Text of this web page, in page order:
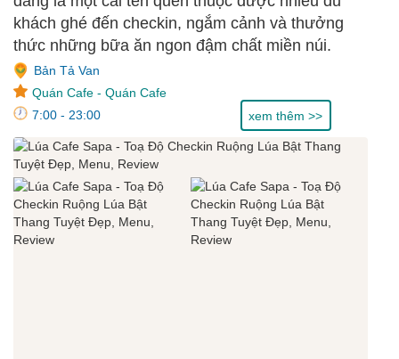
khách ghé đến checkin, ngắm cảnh và thưởng
thức những bữa ăn ngon đậm chất miền núi.
Bản Tả Van
Quán Cafe - Quán Cafe
7:00 - 23:00
xem thêm >>